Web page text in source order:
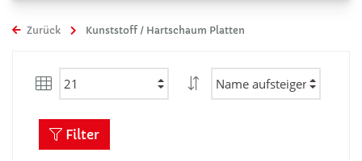
Zurück Kunststoff / Hartschaum Platten
Filter